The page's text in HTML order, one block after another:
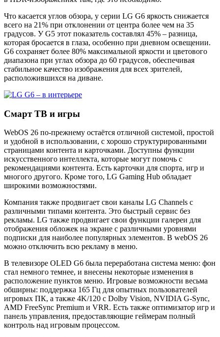
Что касается углов обзора, у серии LG G6 яркость снижается
всего на 21% при отклонении от центра более чем на 35
градусов. У G5 этот показатель составлял 45% – разница,
которая бросается в глаза, особенно при дневном освещении.
G6 сохраняет более 80% максимальной яркости и цветового
диапазона при углах обзора до 60 градусов, обеспечивая
стабильное качество изображения для всех зрителей,
расположившихся на диване.
Смарт ТВ и игры
WebOS 26 по-прежнему остаётся отличной системой, простой
и удобной в использовании, с хорошо структурированными
страницами контента и карточками. Доступны функции
искусственного интеллекта, которые могут помочь с
рекомендациями контента. Есть карточки для спорта, игр и
многого другого. Кроме того, LG Gaming Hub обладает
широкими возможностями.
Компания также продвигает свои каналы LG Channels с
различными типами контента. Это быстрый сервис без
рекламы. LG также продвигает свои функции галереи для
отображения обложек на экране с различными уровнями
подписки для наиболее популярных элементов. В webOS 26
можно отключить всю рекламу в меню.
В телевизоре OLED G6 была переработана система меню: фон
стал немного темнее, и внесены некоторые изменения в
расположение пунктов меню. Игровые возможности весьма
обширны: поддержка 165 Гц для опытных пользователей
игровых ПК, а также 4K/120 с Dolby Vision, NVIDIA G-Sync,
AMD FreeSync Premium и VRR. Есть также оптимизатор игр и
панель управления, предоставляющие геймерам полный
контроль над игровым процессом.